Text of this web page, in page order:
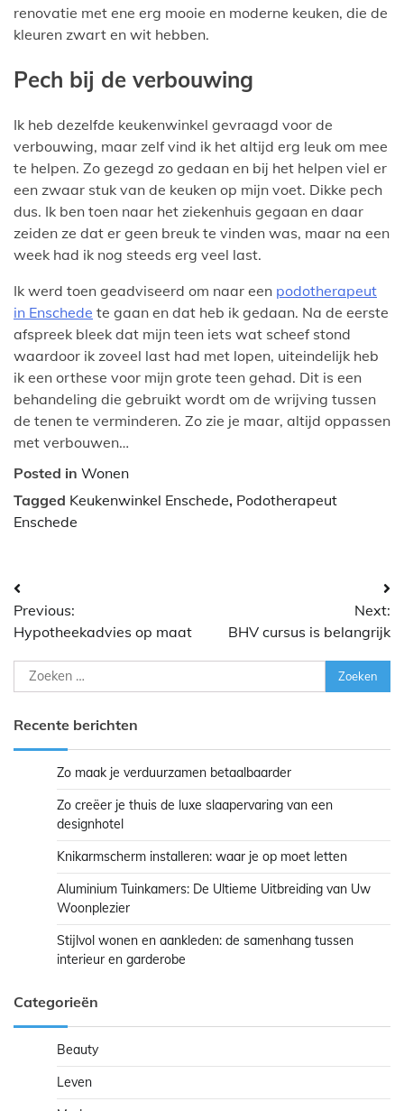
renovatie met ene erg mooie en moderne keuken, die de
kleuren zwart en wit hebben.
Pech bij de verbouwing
Ik heb dezelfde keukenwinkel gevraagd voor de
verbouwing, maar zelf vind ik het altijd erg leuk om mee
te helpen. Zo gezegd zo gedaan en bij het helpen viel er
een zwaar stuk van de keuken op mijn voet. Dikke pech
dus. Ik ben toen naar het ziekenhuis gegaan en daar
zeiden ze dat er geen breuk te vinden was, maar na een
week had ik nog steeds erg veel last.
Ik werd toen geadviseerd om naar een podotherapeut
in Enschede te gaan en dat heb ik gedaan. Na de eerste
afspreek bleek dat mijn teen iets wat scheef stond
waardoor ik zoveel last had met lopen, uiteindelijk heb
ik een orthese voor mijn grote teen gehad. Dit is een
behandeling die gebruikt wordt om de wrijving tussen
de tenen te verminderen. Zo zie je maar, altijd oppassen
met verbouwen…
Posted in Wonen
Tagged Keukenwinkel Enschede, Podotherapeut
Enschede
Bericht
navigatie
Previous:
Hypotheekadvies op maat
Next:
BHV cursus is belangrijk
Zoeken
naar:
Recente berichten
Zo maak je verduurzamen betaalbaarder
Zo creëer je thuis de luxe slaapervaring van een
designhotel
Knikarmscherm installeren: waar je op moet letten
Aluminium Tuinkamers: De Ultieme Uitbreiding van Uw
Woonplezier
Stijlvol wonen en aankleden: de samenhang tussen
interieur en garderobe
Categorieën
Beauty
Leven